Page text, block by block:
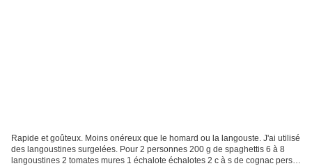
Rapide et goûteux. Moins onéreux que le homard ou la langouste. J'ai utilisé
des langoustines surgelées. Pour 2 personnes 200 g de spaghettis 6 à 8
langoustines 2 tomates mures 1 échalote échalotes 2 c à s de cognac persil